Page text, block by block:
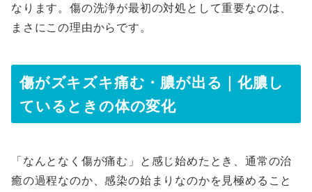
なります。傷の洗浄が最初の対処として重要なのは、
まさにこの理由からです。
傷がズキズキ痛む・膿が出る｜化膿し
ているときの体の変化
「なんとなく傷が痛む」と感じ始めたとき、通常の治
癒の過程なのか、感染の始まりなのかを見極めること